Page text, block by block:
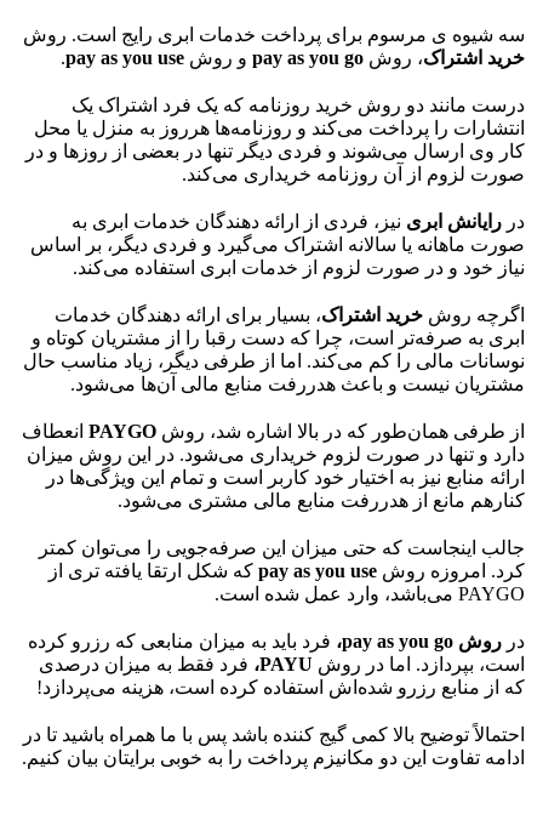
سه شیوه ی مرسوم برای پرداخت خدمات ابری رایج است. روش
خرید اشتراک، روش pay as you go و روش pay as you use
.
درست مانند دو روش خرید روزنامه که یک فرد اشتراک یک
انتشارات را پرداخت می‌کند و روزنامه‌ها هرروز به منزل یا محل
کار وی ارسال می‌شوند و فردی دیگر تنها در بعضی از روزها و در
صورت لزوم از آن روزنامه خریداری می‌کند.
در رایانش ابری نیز، فردی از ارائه دهندگان خدمات ابری به
صورت ماهانه یا سالانه اشتراک می‌گیرد و فردی دیگر، بر اساس
نیاز خود و در صورت لزوم از خدمات ابری استفاده می‌کند.
اگرچه روش خرید اشتراک، بسیار برای ارائه دهندگان خدمات
ابری به صرفه‌تر است، چرا که دست رقبا را از مشتریان کوتاه و
نوسانات مالی را کم می‌کند. اما از طرفی دیگر، زیاد مناسب حال
مشتریان نیست و باعث هدررفت منابع مالی آن‌ها می‌شود.
از طرفی همان‌طور که در بالا اشاره شد، روش PAYGO انعطاف
دارد و تنها در صورت لزوم خریداری می‌شود. در این روش میزان
ارائه منابع نیز به اختیار خود کاربر است و تمام این‌ ویژگی‌ها در
کنارهم مانع از هدررفت منابع مالی مشتری می‌شود.
جالب اینجاست که حتی میزان این صرفه‌جویی را می‌توان کمتر
کرد. امروزه روش pay as you use که شکل ارتقا یافته‌ تری از
PAYGO می‌باشد، وارد عمل شده است.
در روش pay as you go،
فرد باید به میزان منابعی که رزرو کرده
است، بپردازد. اما در روش PAYU، فرد فقط به میزان درصدی
که از منابع رزرو شده‌اش استفاده کرده‌ است، هزینه می‌پردازد!
احتمالاً توضیح بالا کمی گیج کننده باشد پس با ما همراه باشید تا در
ادامه تفاوت این دو مکانیزم پرداخت را به خوبی برایتان بیان کنیم.